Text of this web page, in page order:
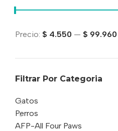
Precio: $ 4.550 — $ 99.960
Filtrar Por Categoria
Gatos
Perros
AFP-All Four Paws